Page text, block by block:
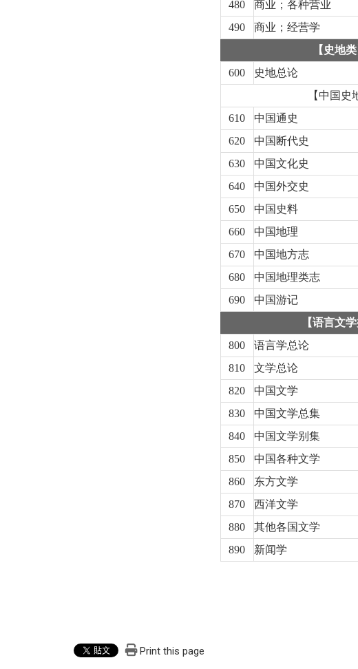
480
商业；各种营业
490
商业；经营学
【史地类
600
史地总论
【中国史
610
中国通史
620
中国断代史
630
中国文化史
640
中国外交史
650
中国史料
660
中国地理
670
中国地方志
680
中国地理类志
690
中国游记
【语言文学
800
语言学总论
810
文学总论
820
中国文学
830
中国文学总集
840
中国文学别集
850
中国各种文学
860
东方文学
870
西洋文学
880
其他各国文学
890
新闻学
Print this page